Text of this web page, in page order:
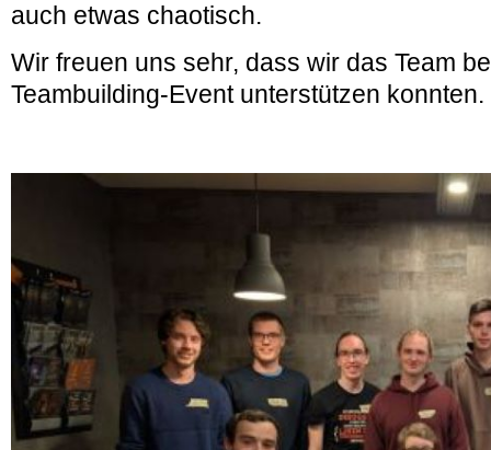
auch etwas chaotisch.
Wir freuen uns sehr, dass wir das Team
Teambuilding-Event unterstützen konnten.